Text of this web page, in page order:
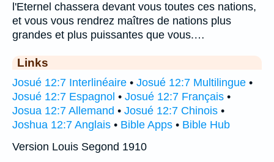
l'Eternel chassera devant vous toutes ces nations,
et vous vous rendrez maîtres de nations plus
grandes et plus puissantes que vous.…
Links
Josué 12:7 Interlinéaire • Josué 12:7 Multilingue •
Josué 12:7 Espagnol • Josué 12:7 Français •
Josua 12:7 Allemand • Josué 12:7 Chinois •
Joshua 12:7 Anglais • Bible Apps • Bible Hub
Version Louis Segond 1910